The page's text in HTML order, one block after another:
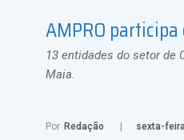
AMPRO
13 entidades do setor de
Maia.
Por Redação sexta-